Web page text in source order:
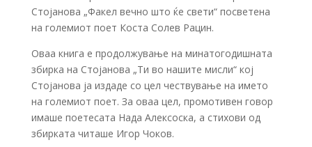
Стојанова „Факел вечно што ќе свети“ посветена
на големиот поет Коста Солев Рацин.
Оваа книга е продолжување на минатогодишната
збирка на Стојанова „Ти во нашите мисли“ кој
Стојанова ја издаде со цел чествување на името
на големиот поет. За оваа цел, промотивен говор
имаше поетесата Нада Алексоска, а стихови од
збирката читаше Игор Чоков.